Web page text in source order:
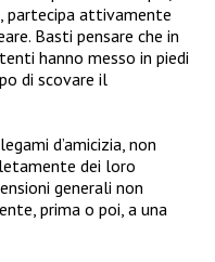
partecipa attivamente
Basti pensare che in
hanno messo in piedi
di scovare il
d’amicizia, non
dei loro
generali non
prima o poi, a una